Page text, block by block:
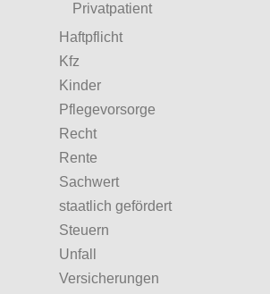
Privatpatient
Haftpflicht
Kfz
Kinder
Pflegevorsorge
Recht
Rente
Sachwert
staatlich gefördert
Steuern
Unfall
Versicherungen